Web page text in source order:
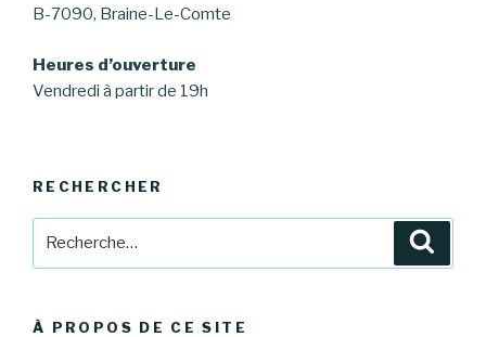
B-7090, Braine-Le-Comte
Heures d’ouverture
Vendredi à partir de 19h
RECHERCHER
À PROPOS DE CE SITE